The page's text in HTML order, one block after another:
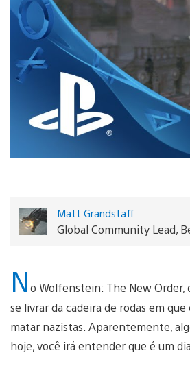
Matt Grandstaff
Global Community Lead,
No Wolfenstein: The New Order,
se livrar da cadeira de rodas em
matar nazistas. Aparentemente,
hoje, você irá entender que é um